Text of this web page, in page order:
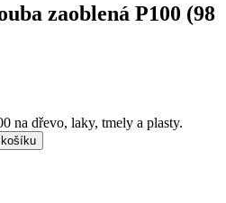
zaoblená P100 (98